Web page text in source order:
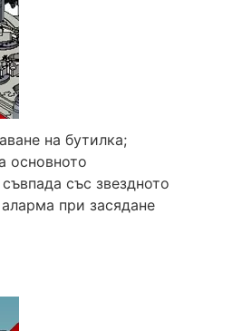
на бутилка;
основното
със звездното
при засядане